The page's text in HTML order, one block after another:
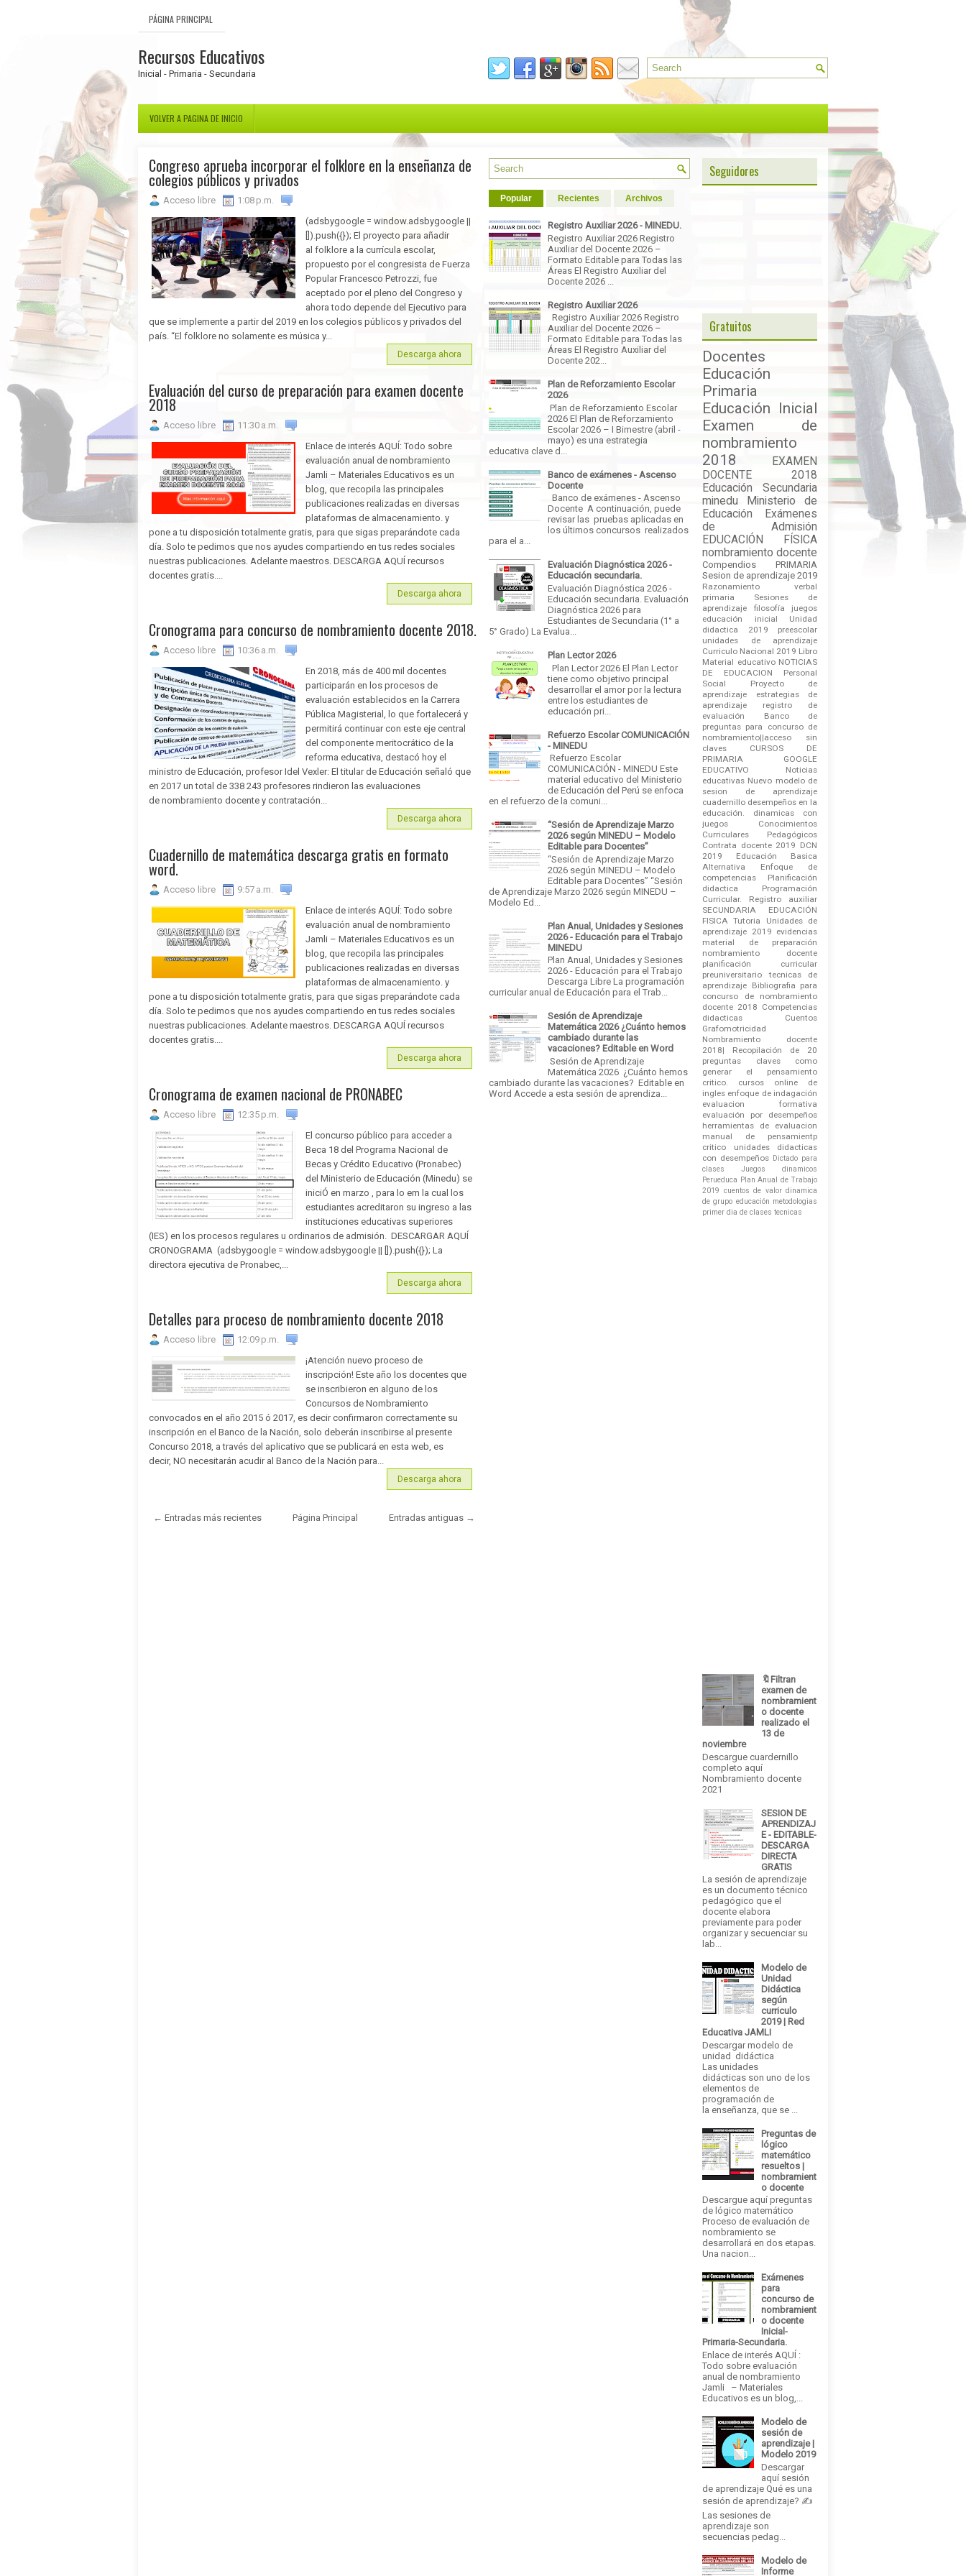
PÁGINA PRINCIPAL
Recursos Educativos
Inicial - Primaria - Secundaria
VOLVER A PAGINA DE INICIO
Congreso aprueba incorporar el folklore en la enseñanza de
colegios públicos y privados
Acceso libre
1:08 p.m.
(adsbygoogle = window.adsbygoogle ||
[]).push({}); El proyecto para añadir
al folklore a la currícula escolar,
propuesto por el congresista de Fuerza
Popular Francesco Petrozzi, fue
aceptado por el pleno del Congreso y
ahora todo depende del Ejecutivo para
que se implemente a partir del 2019 en los colegios públicos y privados del
país. “El folklore no solamente es música y...
Descarga ahora
Evaluación del curso de preparación para examen docente
2018
Acceso libre
11:30 a.m.
Enlace de interés AQUÍ: Todo sobre
evaluación anual de nombramiento
Jamli – Materiales Educativos es un
blog, que recopila las principales
publicaciones realizadas en diversas
plataformas de almacenamiento. y
pone a tu disposición totalmente gratis, para que sigas preparándote cada
día. Solo te pedimos que nos ayudes compartiendo en tus redes sociales
nuestras publicaciones. Adelante maestros. DESCARGA AQUÍ recursos
docentes gratis....
Descarga ahora
Cronograma para concurso de nombramiento docente 2018.
Acceso libre
10:36 a.m.
En 2018, más de 400 mil docentes
participarán en los procesos de
evaluación establecidos en la Carrera
Pública Magisterial, lo que fortalecerá y
permitirá continuar con este eje central
del componente meritocrático de la
reforma educativa, destacó hoy el
ministro de Educación, profesor Idel Vexler: El titular de Educación señaló que
en 2017 un total de 338 243 profesores rindieron las evaluaciones
de nombramiento docente y contratación...
Descarga ahora
Cuadernillo de matemática descarga gratis en formato
word.
Acceso libre
9:57 a.m.
Enlace de interés AQUÍ: Todo sobre
evaluación anual de nombramiento
Jamli – Materiales Educativos es un
blog, que recopila las principales
publicaciones realizadas en diversas
plataformas de almacenamiento. y
pone a tu disposición totalmente gratis, para que sigas preparándote cada
día. Solo te pedimos que nos ayudes compartiendo en tus redes sociales
nuestras publicaciones. Adelante maestros. DESCARGA AQUÍ recursos
docentes gratis....
Descarga ahora
Cronograma de examen nacional de PRONABEC
Acceso libre
12:35 p.m.
El concurso público para acceder a
Beca 18 del Programa Nacional de
Becas y Crédito Educativo (Pronabec)
del Ministerio de Educación (Minedu) se
iniciÓ en marzo , para lo em la cual los
estudiantes acreditaron su ingreso a las
instituciones educativas superiores
(IES) en los procesos regulares u ordinarios de admisión. DESCARGAR AQUÍ
CRONOGRAMA (adsbygoogle = window.adsbygoogle || []).push({}); La
directora ejecutiva de Pronabec,...
Descarga ahora
Detalles para proceso de nombramiento docente 2018
Acceso libre
12:09 p.m.
¡Atención nuevo proceso de
inscripción! Este año los docentes que
se inscribieron en alguno de los
Concursos de Nombramiento
convocados en el año 2015 ó 2017, es decir confirmaron correctamente su
inscripción en el Banco de la Nación, solo deberán inscribirse al presente
Concurso 2018, a través del aplicativo que se publicará en esta web, es
decir, NO necesitarán acudir al Banco de la Nación para...
Descarga ahora
← Entradas más recientes Entradas antiguas →
Página Principal
Popular Recientes Archivos
Registro Auxiliar 2026 - MINEDU.
Registro Auxiliar 2026 Registro
Auxiliar del Docente 2026 –
Formato Editable para Todas las
Áreas El Registro Auxiliar del
Docente 2026 ...
Registro Auxiliar 2026
Registro Auxiliar 2026 Registro
Auxiliar del Docente 2026 –
Formato Editable para Todas las
Áreas El Registro Auxiliar del
Docente 202...
Plan de Reforzamiento Escolar
2026
Plan de Reforzamiento Escolar
2026 El Plan de Reforzamiento
Escolar 2026 – I Bimestre (abril -
mayo) es una estrategia
educativa clave d...
Banco de exámenes - Ascenso
Docente
Banco de exámenes - Ascenso
Docente A continuación, puede
revisar las pruebas aplicadas en
los últimos concursos realizados
para el a...
Evaluación Diagnóstica 2026 -
Educación secundaria.
Evaluación Diagnóstica 2026 -
Educación secundaria. Evaluación
Diagnóstica 2026 para
Estudiantes de Secundaria (1° a
5° Grado) La Evalua...
Plan Lector 2026
Plan Lector 2026 El Plan Lector
tiene como objetivo principal
desarrollar el amor por la lectura
entre los estudiantes de
educación pri...
Refuerzo Escolar COMUNICACIÓN
- MINEDU
Refuerzo Escolar
COMUNICACIÓN - MINEDU Este
material educativo del Ministerio
de Educación del Perú se enfoca
en el refuerzo de la comuni...
“Sesión de Aprendizaje Marzo
2026 según MINEDU – Modelo
Editable para Docentes”
“Sesión de Aprendizaje Marzo
2026 según MINEDU – Modelo
Editable para Docentes” “Sesión
de Aprendizaje Marzo 2026 según MINEDU –
Modelo Ed...
Plan Anual, Unidades y Sesiones
2026 - Educación para el Trabajo
MINEDU
Plan Anual, Unidades y Sesiones
2026 - Educación para el Trabajo
Descarga Libre La programación
curricular anual de Educación para el Trab...
Sesión de Aprendizaje
Matemática 2026 ¿Cuánto hemos
cambiado durante las
vacaciones? Editable en Word
Sesión de Aprendizaje
Matemática 2026 ¿Cuánto hemos
cambiado durante las vacaciones? Editable en
Word Accede a esta sesión de aprendiza...
Seguidores
Gratuitos
Docentes
Educación
Primaria
Educación Inicial
Examen de
nombramiento
2018
EXAMEN
DOCENTE 2018
Educación Secundaria
minedu
Ministerio de
Educación
Exámenes
de Admisión
EDUCACIÓN FÍSICA
nombramiento docente
Compendios
PRIMARIA
Sesion de aprendizaje 2019
Razonamiento verbal
primaria
Sesiones de
aprendizaje
filosofía
juegos
educación inicial
Unidad
didactica 2019
preescolar
unidades de aprendizaje
Curriculo Nacional 2019 Libro
Material educativo NOTICIAS
DE EDUCACION
Personal
Social
Proyecto de
aprendizaje
estrategias de
aprendizaje
registro de
evaluación
Banco de
preguntas para concurso de
nombramiento||acceso sin
claves
CURSOS DE
PRIMARIA
GOOGLE
EDUCATIVO
Noticias
educativas Nuevo modelo de
sesion de aprendizaje
cuadernillo desempeños en la
educación.
dinamicas con
juegos
Conocimientos
Curriculares Pedagógicos
Contrata docente 2019 DCN
2019
Educación Basica
Alternativa
Enfoque de
competencias
Planificación
didactica
Programación
Curricular.
Registro auxiliar
SECUNDARIA EDUCACIÓN
FISICA Tutoria
Unidades de
aprendizaje 2019 evidencias
material de preparación
nombramiento docente
planificación curricular
preuniversitario
tecnicas de
aprendizaje Bibliografia para
concurso de nombramiento
docente 2018 Competencias
didacticas
Cuentos
Grafomotricidad
Nombramiento docente
2018| Recopilación de 20
preguntas claves
como
generar el pensamiento
critico.
cursos online de
ingles enfoque de indagación
evaluacion formativa
evaluación por desempeños
herramientas de evaluacion
manual de pensamientp
critico
unidades didacticas
con desempeños Dictado para
clases
Juegos dinamicos
Perueduca Plan Anual de Trabajo
2019 cuentos de valor dinamica
de grupo educación metodologias
primer dia de clases tecnicas
🔖Filtran
examen de
nombramient
o docente
realizado el
13 de
noviembre
Descargue cuardernillo
completo aquí
Nombramiento docente
2021
SESION DE
APRENDIZAJ
E - EDITABLE-
DESCARGA
DIRECTA
GRATIS
La sesión de aprendizaje
es un documento técnico
pedagógico que el
docente elabora
previamente para poder
organizar y secuenciar su
lab...
Modelo de
Unidad
Didáctica
según
curriculo
2019 | Red
Educativa JAMLI
Descargar modelo de
unidad didáctica
Las unidades
didácticas son uno de los
elementos de
programación de
la enseñanza, que se ...
Preguntas de
lógico
matemático
resueltos |
nombramient
o docente
Descargue aquí preguntas
de lógico matemático
Proceso de evaluación de
nombramiento se
desarrollará en dos etapas.
Una nacion...
Exámenes
para
concurso de
nombramient
o docente
Inicial-
Primaria-Secundaria.
Enlace de interés AQUÍ :
Todo sobre evaluación
anual de nombramiento
Jamli – Materiales
Educativos es un blog,...
Modelo de
sesión de
aprendizaje |
Modelo 2019
Descargar
aquí sesión
de aprendizaje Qué es una
sesión de aprendizaje? ✍
Las sesiones de
aprendizaje son
secuencias pedag...
Modelo de
Informe